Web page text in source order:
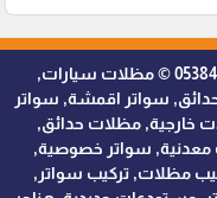
ظلال التميز للمظلات والسواتر - 0538402607 © مظلات سيارات,
سواتر اقمشة, سواتر
خارجية, مظلات حدائق,
سواتر خصوصية,
مظلات, تركيب سواتر,